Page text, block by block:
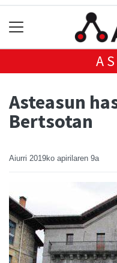
Asteasun
Bertsotan
Aiurri 2019ko apirilaren 9a